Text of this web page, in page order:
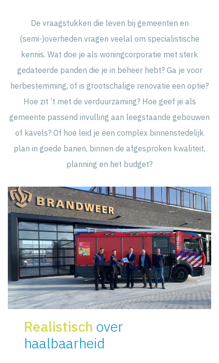
De vraagstukken die leven bij gemeenten en
(semi-)overheden vragen veelal om specialistische
kennis. Wat doe je als woningcorporatie met sterk
gedateerde panden die je in beheer hebt? Ga je voor
herbestemming, of is grootschalige renovatie een optie?
Hoe zit ’t met de verduurzaming? Hoe geef je als
gemeente passend invulling aan leegstaande gebouwen
of kavels? Of hoe leid je een complex binnenstedelijk
plan in goede banen, binnen de afgesproken kwaliteit,
planning en het budget?
Realistisch over
haalbaarheid